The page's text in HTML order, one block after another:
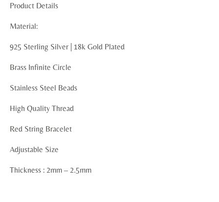
Product Details
Material:
925 Sterling Silver | 18k Gold Plated
Brass Infinite Circle
Stainless Steel Beads
High Quality Thread
Red String Bracelet
Adjustable Size
‌Thickness : 2mm – 2.5mm